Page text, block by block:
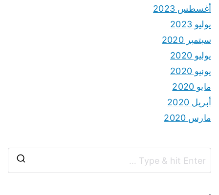
أغسطس 2023
يوليو 2023
سبتمبر 2020
يوليو 2020
يونيو 2020
مايو 2020
أبريل 2020
مارس 2020